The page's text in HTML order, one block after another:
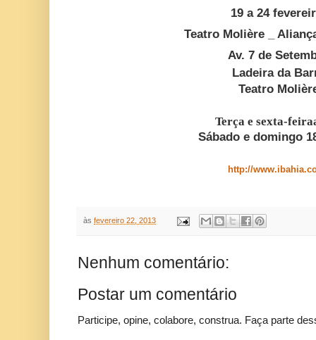
19 a 24
Teatro Molière _
Av. 7 de
Ladeira da
Teatro
Terça e sexta-
Sábado e domingo
http://
às fevereiro 22, 2013
Nenhum comentário:
Postar um comentário
Participe, opine, colabore, construa. Faça parte